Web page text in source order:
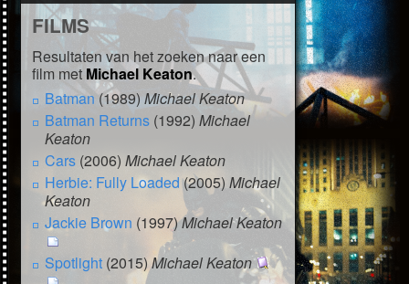
FILMS
Resultaten van het zoeken naar een
film met Michael Keaton.
Batman (1989) Michael Keaton
Batman Returns (1992) Michael
Keaton
Cars (2006) Michael Keaton
Herbie: Fully Loaded(2005) Michael
Keaton
Jackie Brown (1997)Michael Keaton
Spotlight (2015)Michael Keaton